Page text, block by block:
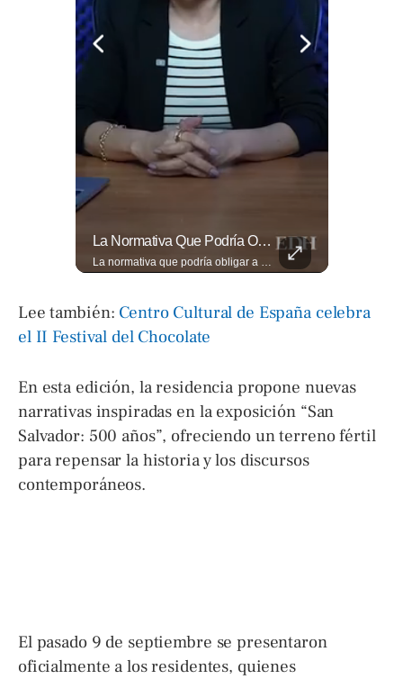
La Normativa Que Podría Obligar A Miles De Solicitantes A Salir De Estados Unidos Para Tramitar Su Residencia En Sus Países De Origen Sigue Vigente.
Lee también: Centro Cultural de España celebra
el II Festival del Chocolate
En esta edición, la residencia propone nuevas
narrativas inspiradas en la exposición “San
Salvador: 500 años”, ofreciendo un terreno fértil
para repensar la historia y los discursos
contemporáneos.
El pasado 9 de septiembre se presentaron
oficialmente a los residentes, quienes